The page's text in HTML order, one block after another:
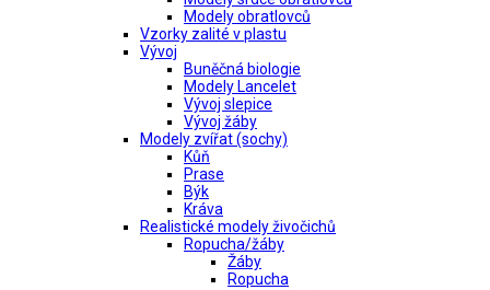
Modely obratlovců
Vzorky zalité v plastu
Vývoj
Buněčná biologie
Modely Lancelet
Vývoj slepice
Vývoj žáby
Modely zvířat (sochy)
Kůň
Prase
Býk
Kráva
Realistické modely živočichů
Ropucha/žáby
Žáby
Ropucha